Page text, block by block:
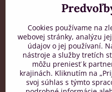
Všeobecné obchodné
Reklamačný poriadok
Mapa stránok
Vernostný program
FAQ
Cookies používame na
webovej stránky, analýzu
údajov o jej používaní.
nástroje a služby tretích
môžu preniesť k
krajinách. Kliknutím na
svoj súhlas s týmto